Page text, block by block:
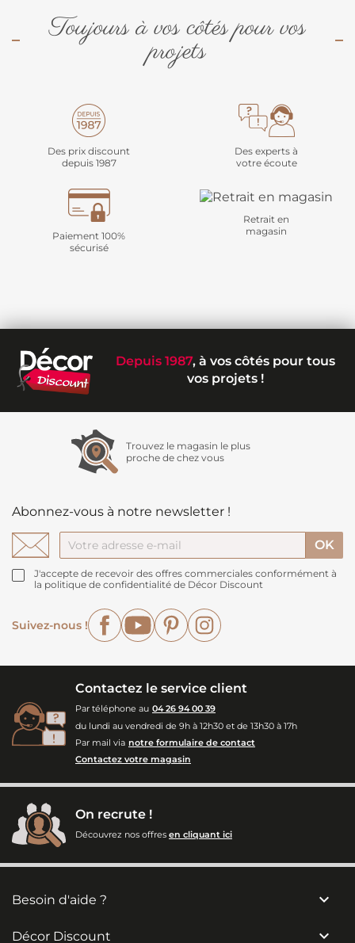
Toujours à vos côtés pour vos
projets
Des prix discount
depuis 1987
Des experts à
votre écoute
Paiement 100%
sécurisé
Retrait en
magasin
Depuis 1987, à vos côtés pour tous
vos projets !
Trouvez le magasin le plus
proche de chez vous
Abonnez-vous à notre newsletter !
J'accepte de recevoir des offres commerciales conformément à
la politique de confidentialité de Décor Discount
Suivez-nous !
FacebookYouTubePinterest
Contactez le service client
Par téléphone au 04 26 94 00 39
du lundi au vendredi de 9h à 12h30 et de 13h30 à 17h
Par mail via notre formulaire de contact
Contactez votre magasin
On recrute !
Découvrez nos offres en cliquant ici
Besoin d'aide ? 
Décor Discount 